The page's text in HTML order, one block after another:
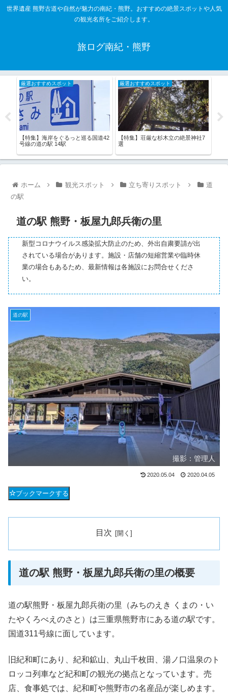
世界遺産 熊野古道や自然が魅力の南紀・熊野。おすすめの絶景スポットや人気
の観光名所をご紹介します。
旅ログ南紀・熊野
厳選おすすめスポット
【特集】海岸をぐるっと巡る国道42
号線の道の駅 14駅
厳選おすすめスポット
【特集】荘厳な杉木立の絶景神社7
選
ホーム 観光スポット 立ち寄りスポット
道
の駅
道の駅 熊野・板屋九郎兵衛の里
新型コロナウイルス感染拡大防止のため、外出自粛要請が出
されている場合があります。施設・店舗の短縮営業や臨時休
業の場合もあるため、最新情報は各施設にお問合せくださ
い。
道の駅
撮影：管理人
2020.05.04 2020.04.05
ブックマークする
目次
道の駅 熊野・板屋九郎兵衛の里の概要
道の駅熊野・板屋九郎兵衛の里（みちのえき くまの・い
たやくろべえのさと）は三重県熊野市にある道の駅です。
国道311号線に面しています。
旧紀和町にあり、紀和鉱山、丸山千枚田、湯ノ口温泉のト
ロッコ列車など紀和町の観光の拠点となっています。売
店、食事処では、紀和町や熊野市の名産品が楽しめます。